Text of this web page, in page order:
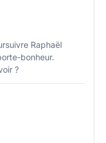
Raphaël
bonheur.
?